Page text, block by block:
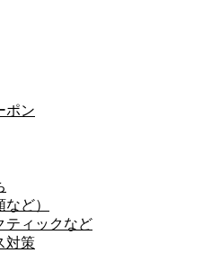
ポン
ど）
ティックなど
対策